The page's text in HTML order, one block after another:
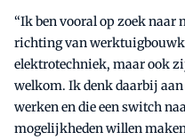
“Ik ben vooral op zoek naar
richting van
elektrotechniek, maar ook
welkom. Ik denk daarbij
werken en die een switch
mogelijkheden willen